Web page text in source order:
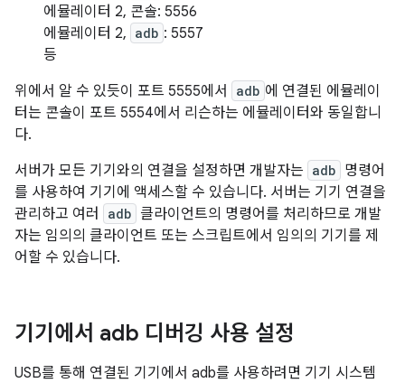
에뮬레이터 2, 콘솔: 5556
에뮬레이터 2, adb : 5557
등
위에서 알 수 있듯이 포트 5555에서
adb 에 연결된 에뮬레이
터는 콘솔이 포트 5554에서 리슨하는 에뮬레이터와 동일합니
다.
서버가 모든 기기와의 연결을 설정하면 개발자는 adb 명령어
를 사용하여 기기에 액세스할 수 있습니다. 서버는 기기 연결을
관리하고 여러
adb 클라이언트의 명령어를 처리하므로 개발
자는 임의의 클라이언트 또는 스크립트에서 임의의 기기를 제
어할 수 있습니다.
기기에서 adb 디버깅 사용 설정
USB를 통해 연결된 기기에서 adb를 사용하려면 기기 시스템